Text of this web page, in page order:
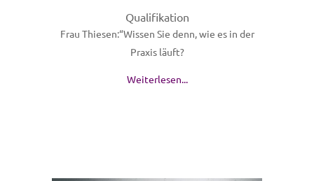
Qualifikation
Frau Thiesen:“Wissen Sie denn, wie es in der
Praxis läuft?
Weiterlesen...